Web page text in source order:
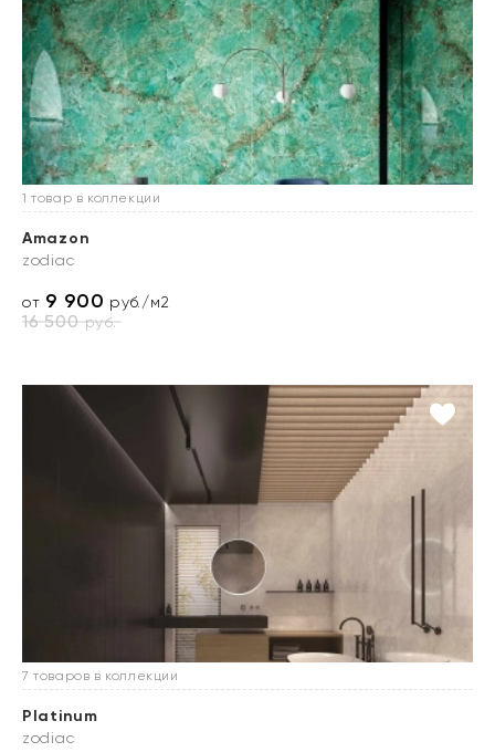
1 товар в коллекции
Amazon
zodiac
от 9 900 руб./м2
16 500руб.
7 товаров в коллекции
Platinum
zodiac